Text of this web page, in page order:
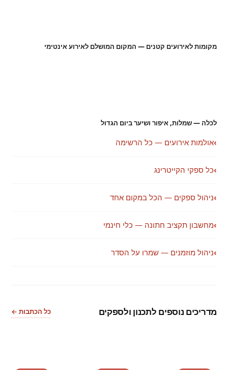
מקומות לאירועים קטנים — המקום המושלם לאירוע אינטימי
לכלה — שמלות, איפור ושיער ביום הגדול
›אולמות אירועים — כל הרשימה
›כל ספקי הקייטרינג
›ניהול ספקים — הכל במקום אחד
›מחשבון תקציב חתונה — כלי חינמי
›ניהול מוזמנים — שמרו על הסדר
מדריכים נוספים לתכנון ולספקים כל הכתבות ←